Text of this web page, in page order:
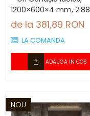
1200×600×4 mm, 2.88
mp/cutie (4 panouri)
de la 381,89 RON
LA COMANDA
ADAUGA IN COS
NOU